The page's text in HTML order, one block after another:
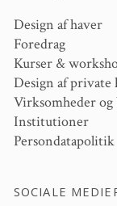
Design af haver
Foredrag
Kurser &
Design af private
Virksomheder
Institutioner
Persondatapolitik
SOCIALE